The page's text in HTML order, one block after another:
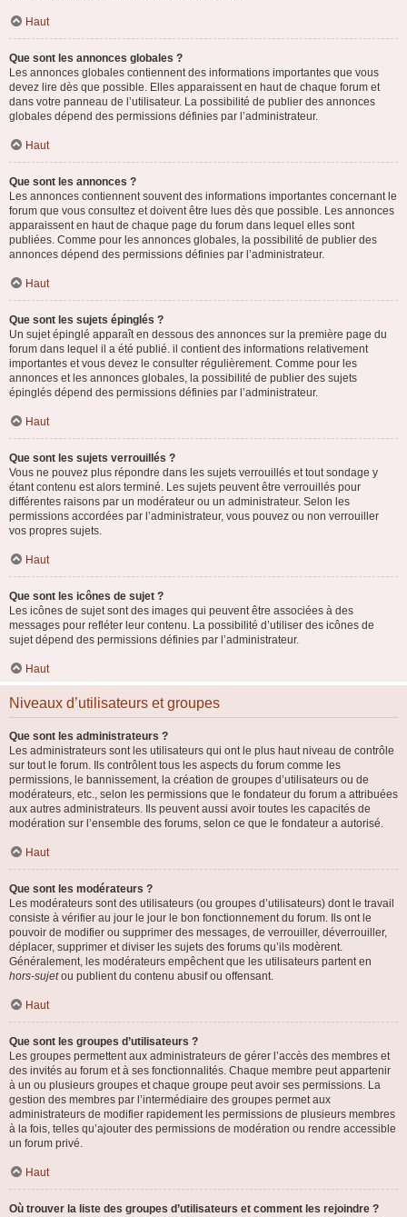
Haut
Que sont les annonces globales ?
Les annonces globales contiennent des informations importantes que vous
devez lire dès que possible. Elles apparaissent en haut de chaque forum et
dans votre panneau de l’utilisateur. La possibilité de publier des annonces
globales dépend des permissions définies par l’administrateur.
Haut
Que sont les annonces ?
Les annonces contiennent souvent des informations importantes concernant le
forum que vous consultez et doivent être lues dès que possible. Les annonces
apparaissent en haut de chaque page du forum dans lequel elles sont
publiées. Comme pour les annonces globales, la possibilité de publier des
annonces dépend des permissions définies par l’administrateur.
Haut
Que sont les sujets épinglés ?
Un sujet épinglé apparaît en dessous des annonces sur la première page du
forum dans lequel il a été publié. il contient des informations relativement
importantes et vous devez le consulter régulièrement. Comme pour les
annonces et les annonces globales, la possibilité de publier des sujets
épinglés dépend des permissions définies par l’administrateur.
Haut
Que sont les sujets verrouillés ?
Vous ne pouvez plus répondre dans les sujets verrouillés et tout sondage y
étant contenu est alors terminé. Les sujets peuvent être verrouillés pour
différentes raisons par un modérateur ou un administrateur. Selon les
permissions accordées par l’administrateur, vous pouvez ou non verrouiller
vos propres sujets.
Haut
Que sont les icônes de sujet ?
Les icônes de sujet sont des images qui peuvent être associées à des
messages pour refléter leur contenu. La possibilité d’utiliser des icônes de
sujet dépend des permissions définies par l’administrateur.
Haut
Niveaux d’utilisateurs et groupes
Que sont les administrateurs ?
Les administrateurs sont les utilisateurs qui ont le plus haut niveau de contrôle
sur tout le forum. Ils contrôlent tous les aspects du forum comme les
permissions, le bannissement, la création de groupes d’utilisateurs ou de
modérateurs, etc., selon les permissions que le fondateur du forum a attribuées
aux autres administrateurs. Ils peuvent aussi avoir toutes les capacités de
modération sur l’ensemble des forums, selon ce que le fondateur a autorisé.
Haut
Que sont les modérateurs ?
Les modérateurs sont des utilisateurs (ou groupes d’utilisateurs) dont le travail
consiste à vérifier au jour le jour le bon fonctionnement du forum. Ils ont le
pouvoir de modifier ou supprimer des messages, de verrouiller, déverrouiller,
déplacer, supprimer et diviser les sujets des forums qu’ils modèrent.
Généralement, les modérateurs empêchent que les utilisateurs partent en
hors-sujetou publient du contenu abusif ou offensant.
Haut
Que sont les groupes d’utilisateurs ?
Les groupes permettent aux administrateurs de gérer l’accès des membres et
des invités au forum et à ses fonctionnalités. Chaque membre peut appartenir
à un ou plusieurs groupes et chaque groupe peut avoir ses permissions. La
gestion des membres par l’intermédiaire des groupes permet aux
administrateurs de modifier rapidement les permissions de plusieurs membres
à la fois, telles qu’ajouter des permissions de modération ou rendre accessible
un forum privé.
Haut
Où trouver la liste des groupes d’utilisateurs et comment les rejoindre ?